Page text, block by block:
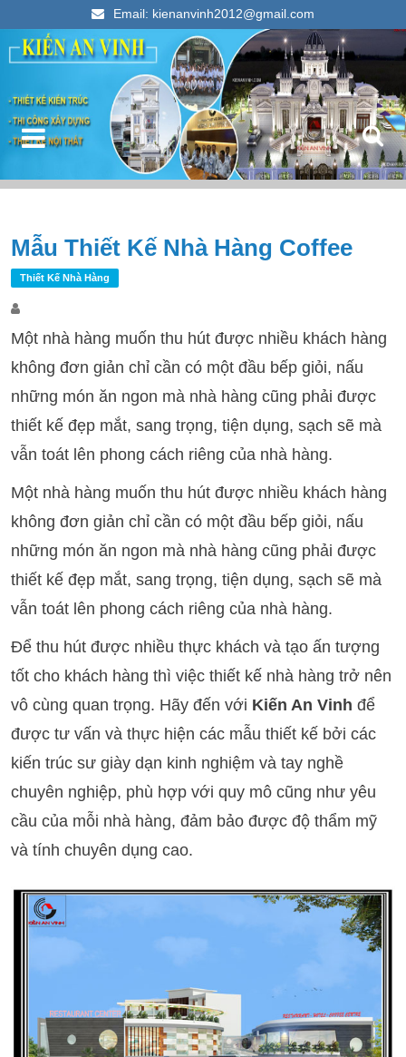
Email: kienanvinh2012@gmail.com
Kiến An Vinh
Thiết kế xây dựng nhà ống đẹp 2023
Mẫu Thiết Kế Nhà Hàng Coffee
Thiết Kế Nhà Hàng
Một nhà hàng muốn thu hút được nhiều khách hàng
không đơn giản chỉ cần có một đầu bếp giỏi, nấu
những món ăn ngon mà nhà hàng cũng phải được
thiết kế đẹp mắt, sang trọng, tiện dụng, sạch sẽ mà
vẫn toát lên phong cách riêng của nhà hàng.
Một nhà hàng muốn thu hút được nhiều khách hàng
không đơn giản chỉ cần có một đầu bếp giỏi, nấu
những món ăn ngon mà nhà hàng cũng phải được
thiết kế đẹp mắt, sang trọng, tiện dụng, sạch sẽ mà
vẫn toát lên phong cách riêng của nhà hàng.
Để thu hút được nhiều thực khách và tạo ấn tượng
tốt cho khách hàng thì việc thiết kế nhà hàng trở nên
vô cùng quan trọng. Hãy đến với Kiến An Vinh để
được tư vấn và thực hiện các mẫu thiết kế bởi các
kiến trúc sư giày dạn kinh nghiệm và tay nghề
chuyên nghiệp, phù hợp với quy mô cũng như yêu
cầu của mỗi nhà hàng, đảm bảo được độ thẩm mỹ
và tính chuyên dụng cao.
Điều hướng bài viết